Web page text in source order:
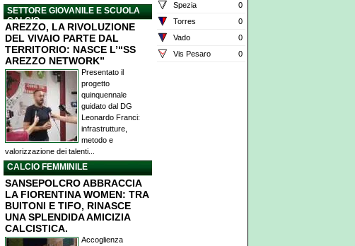
SETTORE GIOVANILE E SCUOLA
CALCIO
AREZZO, LA RIVOLUZIONE
DEL VIVAIO PARTE DAL
TERRITORIO: NASCE L’“SS
AREZZO NETWORK”
Presentato il
progetto
quinquennale
guidato dal DG
Leonardo Franci:
infrastrutture,
metodo e
valorizzazione dei talenti...
CALCIO FEMMINILE
SANSEPOLCRO ABBRACCIA
LA FIORENTINA WOMEN: TRA
BUITONI E TIFO, RINASCE
UNA SPLENDIDA AMICIZIA
CALCISTICA.
Accoglienza
Spezia
0
Torres
0
Vado
0
Vis Pesaro
0